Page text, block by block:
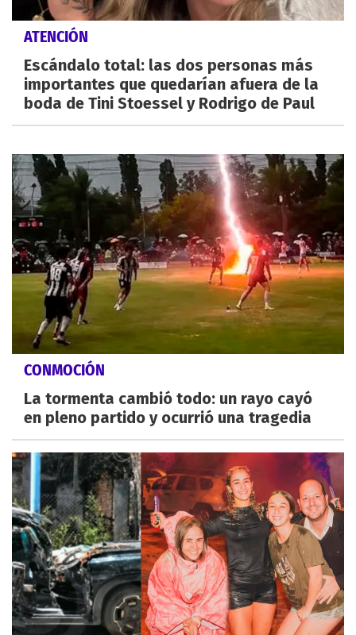
ATENCIÓN
Escándalo total: las dos personas más
importantes que quedarían afuera de la
boda de Tini Stoessel y Rodrigo de Paul
CONMOCIÓN
La tormenta cambió todo: un rayo cayó
en pleno partido y ocurrió una tragedia